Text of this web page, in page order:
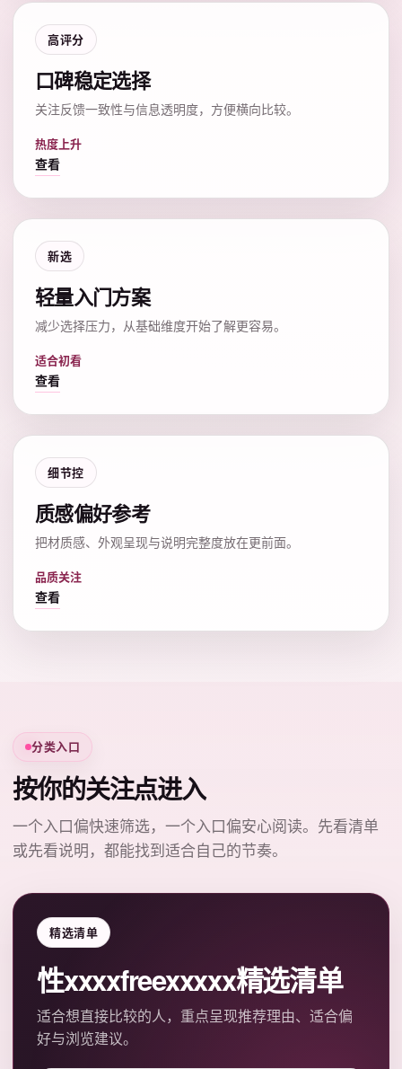
高评分
口碑稳定选择
关注反馈一致性与信息透明度，方便横向比较。
热度上升
查看
新选
轻量入门方案
减少选择压力，从基础维度开始了解更容易。
适合初看
查看
细节控
质感偏好参考
把材质感、外观呈现与说明完整度放在更前面。
品质关注
查看
分类入口
按你的关注点进入
一个入口偏快速筛选，一个入口偏安心阅读。先看清单
或先看说明，都能找到适合自己的节奏。
精选清单
性xxxxfreexxxxx精选清单
适合想直接比较的人，重点呈现推荐理由、适合偏
好与浏览建议。